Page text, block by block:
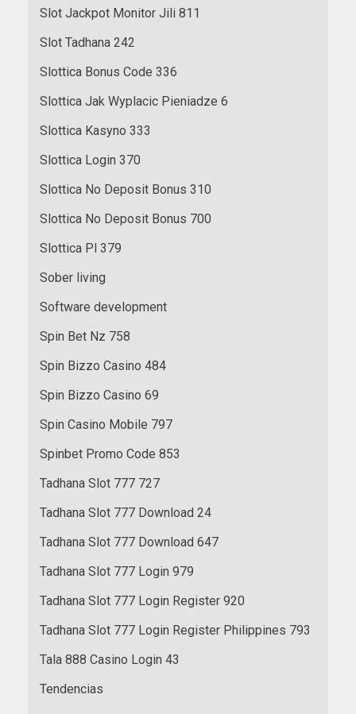
Slot Jackpot Monitor Jili 811
Slot Tadhana 242
Slottica Bonus Code 336
Slottica Jak Wyplacic Pieniadze 6
Slottica Kasyno 333
Slottica Login 370
Slottica No Deposit Bonus 310
Slottica No Deposit Bonus 700
Slottica Pl 379
Sober living
Software development
Spin Bet Nz 758
Spin Bizzo Casino 484
Spin Bizzo Casino 69
Spin Casino Mobile 797
Spinbet Promo Code 853
Tadhana Slot 777 727
Tadhana Slot 777 Download 24
Tadhana Slot 777 Download 647
Tadhana Slot 777 Login 979
Tadhana Slot 777 Login Register 920
Tadhana Slot 777 Login Register Philippines 793
Tala 888 Casino Login 43
Tendencias